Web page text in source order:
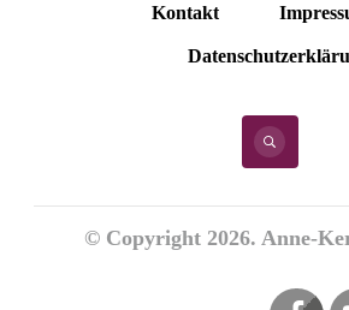
Kontakt
© Copyright 2026. Anne-